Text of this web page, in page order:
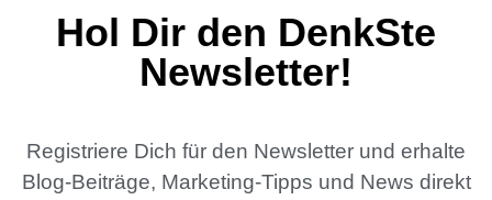
Hol Dir den DenkSte
Newsletter!
Registriere Dich für den Newsletter und erhalte
Blog-Beiträge, Marketing-Tipps und News direkt